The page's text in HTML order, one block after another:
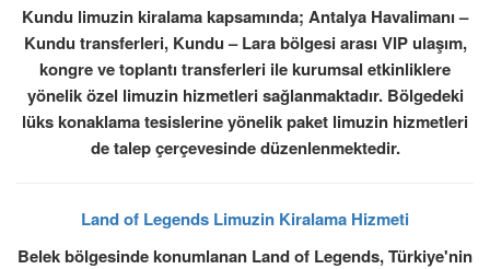
Kundu limuzin kiralama kapsamında; Antalya Havalimanı –
Kundu transferleri, Kundu – Lara bölgesi arası VIP ulaşım,
kongre ve toplantı transferleri ile kurumsal etkinliklere
yönelik özel limuzin hizmetleri sağlanmaktadır. Bölgedeki
lüks konaklama tesislerine yönelik paket limuzin hizmetleri
de talep çerçevesinde düzenlenmektedir.
Land of Legends Limuzin Kiralama Hizmeti
Belek bölgesinde konumlanan Land of Legends, Türkiye'nin